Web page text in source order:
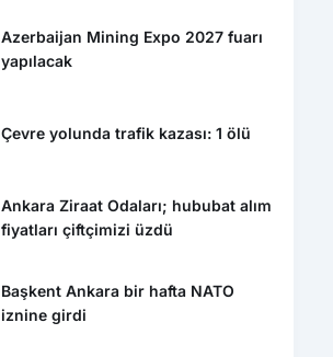
Azerbaijan Mining Expo 2027 fuarı
yapılacak
Çevre yolunda trafik kazası: 1 ölü
Ankara Ziraat Odaları; hububat alım
fiyatları çiftçimizi üzdü
Başkent Ankara bir hafta NATO
iznine girdi